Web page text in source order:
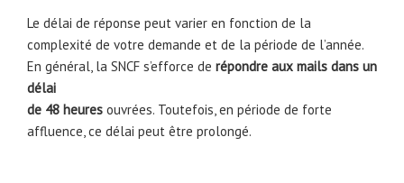
Le délai de réponse peut varier en fonction de la
complexité de votre demande et de la période de l’année.
En général, la SNCF s’efforce de répondre aux mails dans un
délai
de 48 heures ouvrées. Toutefois, en période de forte
affluence, ce délai peut être prolongé.